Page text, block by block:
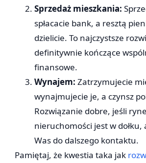
Sprzedaż mieszkania:
spłacacie bank, a resztą
dzielicie. To najczystsze
definitywnie kończące
finansowe.
Wynajem: Zatrzymujecie
wynajmujecie je, a czynsz
Rozwiązanie dobre, jeśli
nieruchomości jest w dołku,
Was do dalszego kontaktu.
Pamiętaj, że kwestia taka jak